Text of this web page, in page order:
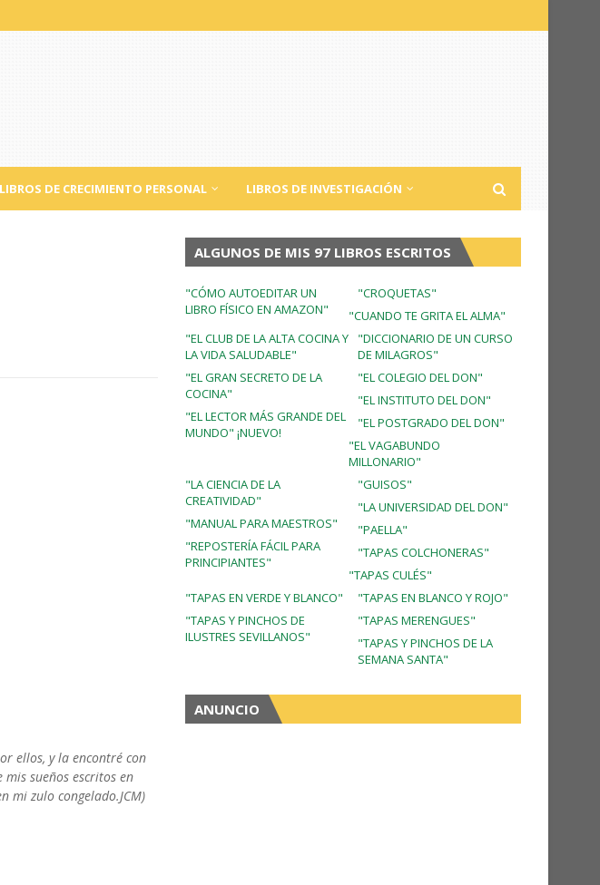
LIBROS DE CRECIMIENTO PERSONAL LIBROS DE INVESTIGACIÓN
ellos, y la encontré con
sueños escritos en
mi zulo congelado.JCM)
ALGUNOS DE MIS 97 LIBROS ESCRITOS
"CÓMO AUTOEDITAR UN
LIBRO FÍSICO EN AMAZON"
"CROQUETAS"
"CUANDO TE GRITA EL ALMA"
"DICCIONARIO DE UN CURSO
DE MILAGROS"
"EL CLUB DE LA ALTA COCINA Y
LA VIDA SALUDABLE"
"EL COLEGIO DEL DON"
"EL GRAN SECRETO DE LA
COCINA"
"EL INSTITUTO DEL DON"
"EL LECTOR MÁS GRANDE DEL
MUNDO" ¡NUEVO!
"EL POSTGRADO DEL DON"
"EL VAGABUNDO
MILLONARIO"
"GUISOS"
"LA CIENCIA DE LA
CREATIVIDAD"
"LA UNIVERSIDAD DEL DON"
"MANUAL PARA MAESTROS"
"PAELLA"
"REPOSTERÍA FÁCIL PARA
PRINCIPIANTES"
"TAPAS COLCHONERAS"
"TAPAS CULÉS"
"TAPAS EN BLANCO Y ROJO"
"TAPAS EN VERDE Y BLANCO"
"TAPAS MERENGUES"
"TAPAS Y PINCHOS DE
ILUSTRES SEVILLANOS"
"TAPAS Y PINCHOS DE LA
SEMANA SANTA"
ANUNCIO